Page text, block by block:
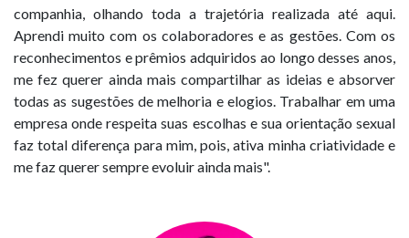
companhia, olhando toda a trajetória realizada até aqui.
Aprendi muito com os colaboradores e as gestões. Com os
reconhecimentos e prêmios adquiridos ao longo desses anos,
me fez querer ainda mais compartilhar as ideias e absorver
todas as sugestões de melhoria e elogios. Trabalhar em uma
empresa onde respeita suas escolhas e sua orientação sexual
faz total diferença para mim, pois, ativa minha criatividade e
me faz querer sempre evoluir ainda mais".